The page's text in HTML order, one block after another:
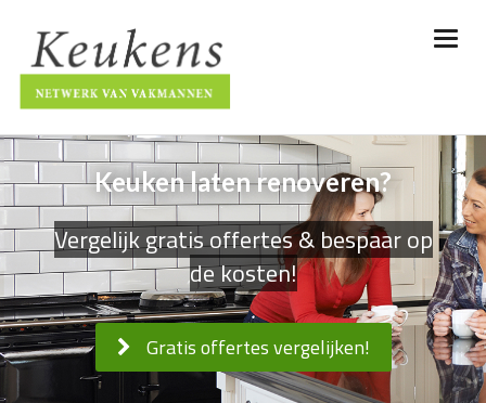
Keuken laten renoveren?
Vergelijk gratis offertes & bespaar op
de kosten!
Gratis offertes vergelijken!